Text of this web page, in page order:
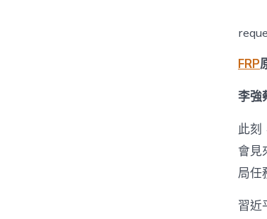
FRP
李強
此刻
會見
局任
習近